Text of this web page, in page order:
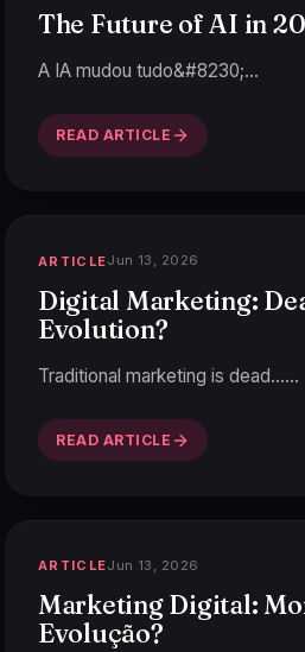
The Future of AI in
A IA mudou tudo&#8230;…
READ ARTICLE
ARTICLEJun 13, 2026
Digital Marketing:
Evolution?
Traditional marketing is dead……
READ ARTICLE
ARTICLEJun 13, 2026
Marketing Digital:
Evolução?